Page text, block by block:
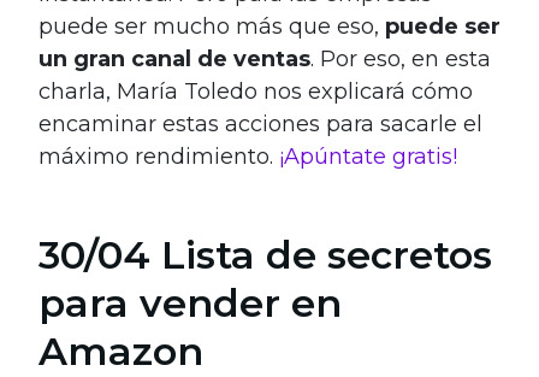
puede ser mucho más que eso, puede ser
un gran canal de ventas. Por eso, en esta
charla, María Toledo nos explicará cómo
encaminar estas acciones para sacarle el
máximo rendimiento. ¡Apúntate gratis!
30/04 Lista de secretos
para vender en
Amazon